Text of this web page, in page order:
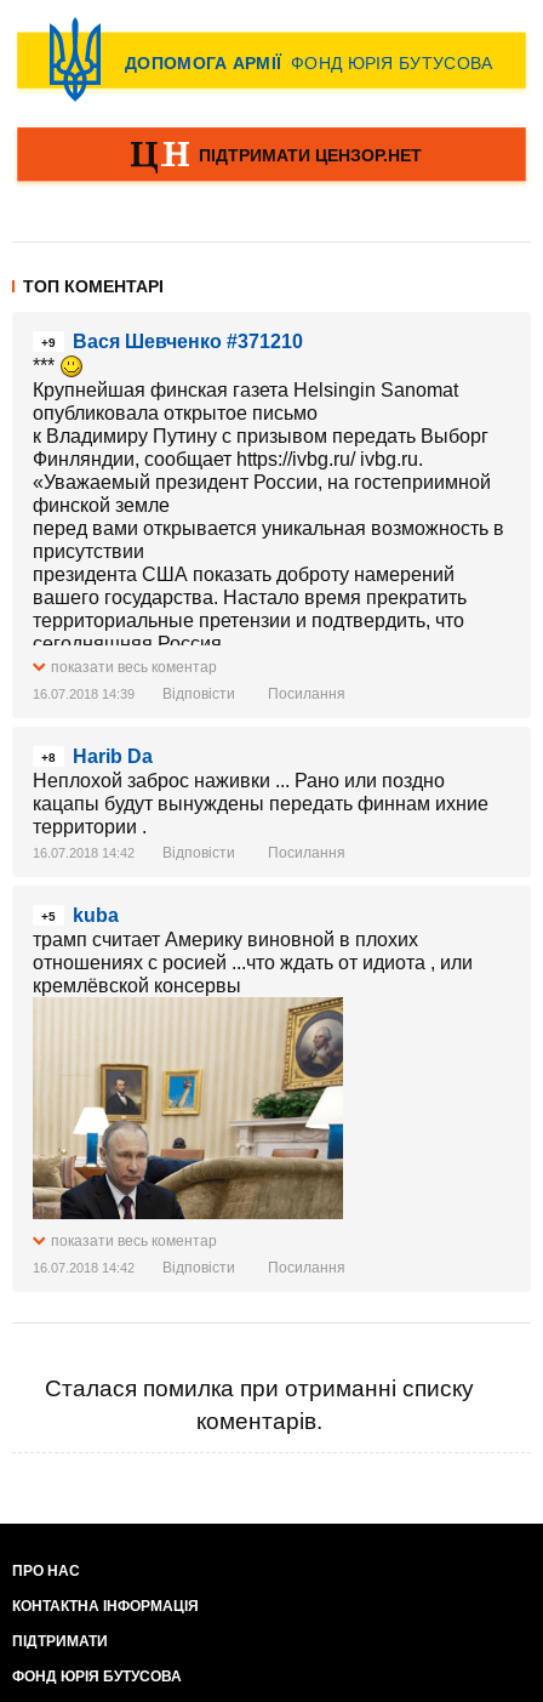
ТОП КОМЕНТАРІ
+9
Вася Шевченко #371210
***
Крупнейшая финская газета Helsingin Sanomat
опубликовала открытое письмо
к Владимиру Путину с призывом передать Выборг
Финляндии, сообщает https://ivbg.ru/ ivbg.ru.
«Уважаемый президент России, на гостеприимной
финской земле
перед вами открывается уникальная возможность в
присутствии
президента США показать доброту намерений
вашего государства. Настало время прекратить
территориальные претензии и подтвердить, что
сегодняшняя Россия
полностью отказывается от своего тоталитарного
прошлого», - говорится в обращении, подписанном
показати весь коментар
16.07.2018 14:39 Відповісти Посилання
+8
Harib Da
Неплохой заброс наживки ... Рано или поздно
кацапы будут вынуждены передать финнам ихние
территории .
16.07.2018 14:42 Відповісти Посилання
+5
kuba
трамп считает Америку виновной в плохих
отношениях с росией ...что ждать от идиота , или
кремлёвской консервы
показати весь коментар
16.07.2018 14:42 Відповісти Посилання
Сталася помилка при отриманні списку
коментарів.
ПРО НАС
КОНТАКТНА ІНФОРМАЦІЯ
ПІДТРИМАТИ
ФОНД ЮРІЯ БУТУСОВА